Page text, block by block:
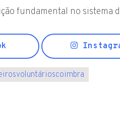
fundamental no sistema